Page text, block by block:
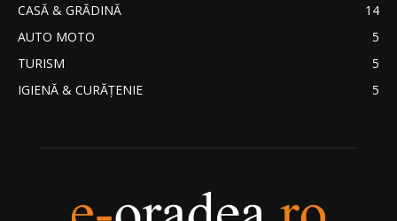
CASĂ & GRĂDINĂ
14
AUTO MOTO
5
TURISM
5
IGIENĂ & CURĂŢENIE
5